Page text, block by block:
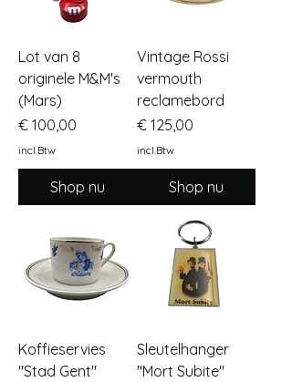
Lot van 8
originele M&M's
(Mars)
Prijs
€ 100,00
incl.Btw
Shop nu
Vintage Rossi
vermouth
reclamebord
Prijs
€ 125,00
incl.Btw
Shop nu
Koffieservies
"Stad Gent"
Sleutelhanger
"Mort Subite"